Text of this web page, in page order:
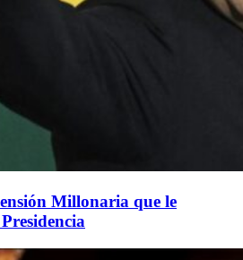
Millonaria que le